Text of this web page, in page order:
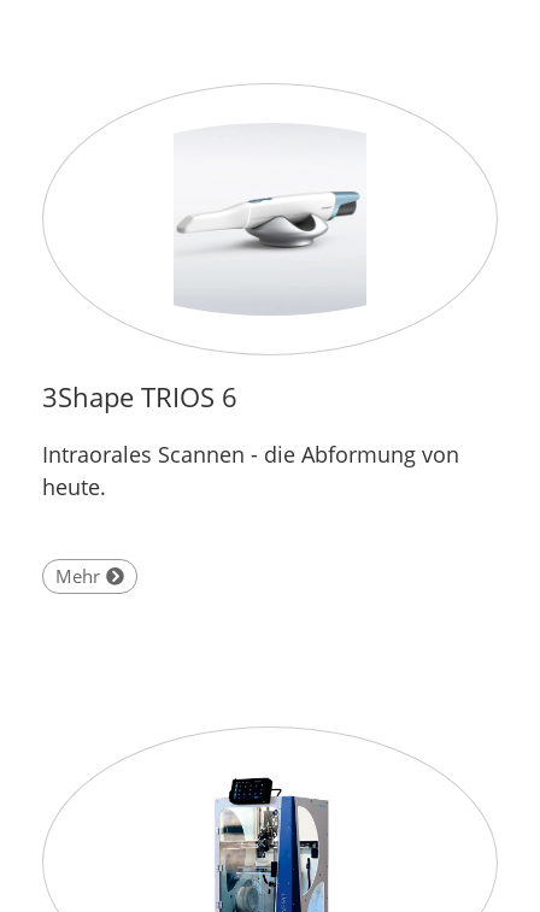
3Shape TRIOS 6
Intraorales Scannen - die Abformung von
heute.
Mehr